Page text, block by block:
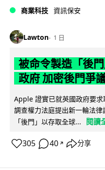
商業科技 資訊保安
Lawton 1 日
被命令製造「後
政府 加密後門爭
Apple 證實已就英國政府要
調查權力法庭提出新一輪法
「後門」以存取全球...
閱讀
305 40 ↗ 分享